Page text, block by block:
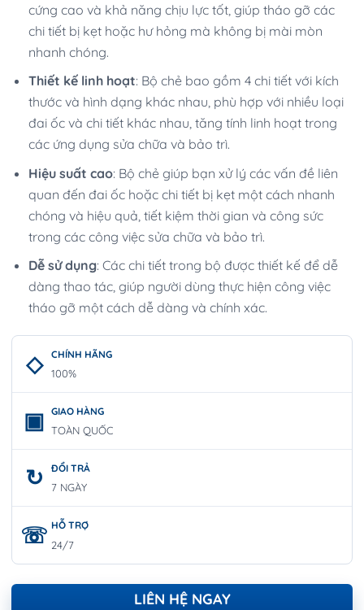
cứng cao và khả năng chịu lực tốt, giúp tháo gỡ các
chi tiết bị kẹt hoặc hư hỏng mà không bị mài mòn
nhanh chóng.
Thiết kế linh hoạt: Bộ chẻ bao gồm 4 chi tiết với kích
thước và hình dạng khác nhau, phù hợp với nhiều loại
đai ốc và chi tiết khác nhau, tăng tính linh hoạt trong
các ứng dụng sửa chữa và bảo trì.
Hiệu suất cao: Bộ chẻ giúp bạn xử lý các vấn đề liên
quan đến đai ốc hoặc chi tiết bị kẹt một cách nhanh
chóng và hiệu quả, tiết kiệm thời gian và công sức
trong các công việc sửa chữa và bảo trì.
Dễ sử dụng: Các chi tiết trong bộ được thiết kế để dễ
dàng thao tác, giúp người dùng thực hiện công việc
tháo gỡ một cách dễ dàng và chính xác.
CHÍNH HÃNG
100%
GIAO HÀNG
TOÀN QUỐC
ĐỔI TRẢ
7 NGÀY
HỖ TRỢ
24/7
LIÊN HỆ NGAY